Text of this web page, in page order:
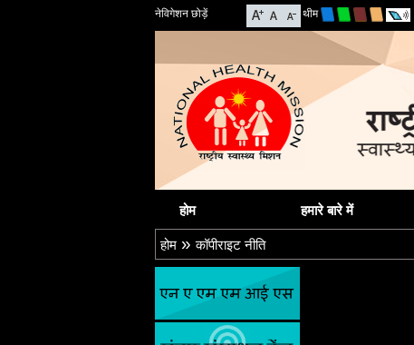
नेविगेशन छोड़ें थीम
होम हमारे बारे में
होम»कॉपीराइट नीति